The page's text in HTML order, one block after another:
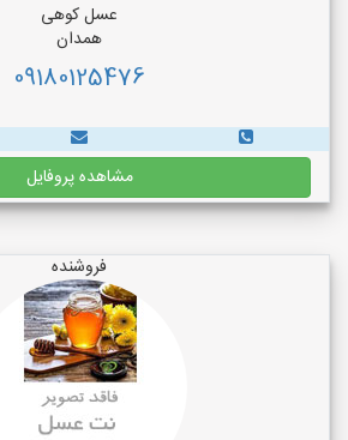
عسل کوهی
همدان
09180125476
مشاهده پروفایل
فروشنده